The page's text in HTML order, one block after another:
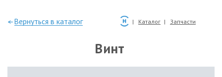
—Вернуться в каталог Каталог Запчасти
Винт